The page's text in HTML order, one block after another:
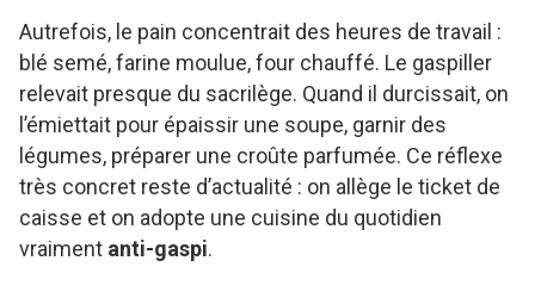
Autrefois, le pain concentrait des heures de travail :
blé semé, farine moulue, four chauffé. Le gaspiller
relevait presque du sacrilège. Quand il durcissait, on
l’émiettait pour épaissir une soupe, garnir des
légumes, préparer une croûte parfumée. Ce réflexe
très concret reste d’actualité : on allège le ticket de
caisse et on adopte une cuisine du quotidien
vraiment anti-gaspi.